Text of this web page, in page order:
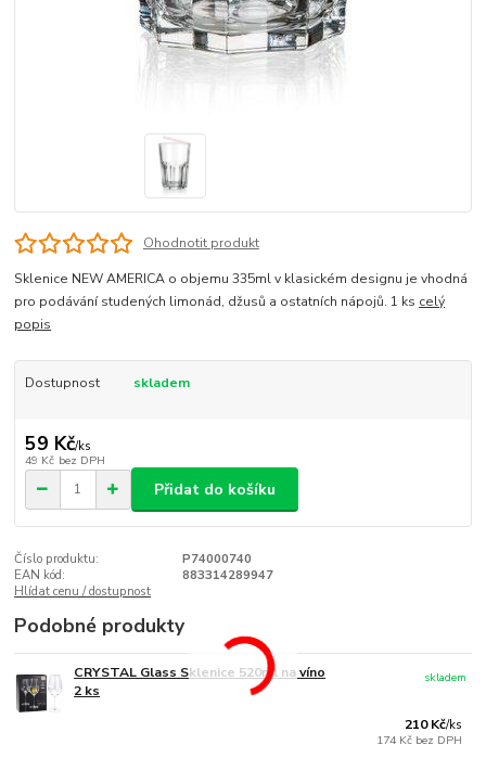
Ohodnotit produkt
Sklenice NEW AMERICA o objemu 335ml v klasickém designu je vhodná
pro podávání studených limonád, džusů a ostatních nápojů. 1 ks celý
popis
Dostupnost skladem
59 Kč/ks
49 Kč bez DPH
Přidat do košíku
Číslo produktu:
P74000740
EAN kód:
883314289947
Hlídat cenu / dostupnost
Podobné produkty
CRYSTAL Glass Sklenice 520ml na víno
2 ks
210 Kč/ks
174 Kč bez DPH
skladem